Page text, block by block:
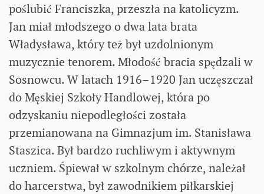
poślubić Franciszka, przeszła na katolicyzm.
Jan miał młodszego o dwa lata brata
Władysława, który też był uzdolnionym
muzycznie tenorem. Młodość bracia spędzali w
Sosnowcu. W latach 1916–1920 Jan uczęszczał
do Męskiej Szkoły Handlowej, która po
odzyskaniu niepodległości została
przemianowana na Gimnazjum im. Stanisława
Staszica. Był bardzo ruchliwym i aktywnym
uczniem. Śpiewał w szkolnym chórze, należał
do harcerstwa, był zawodnikiem piłkarskiej